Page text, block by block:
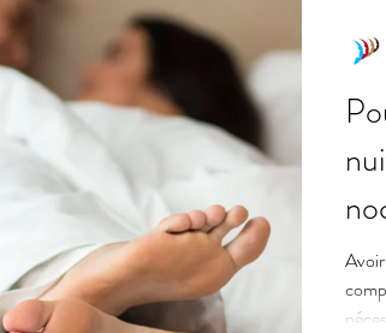
Sommeil, corps & santé